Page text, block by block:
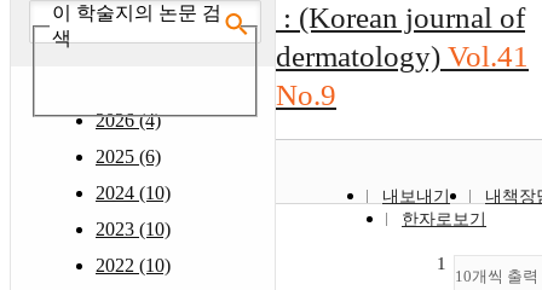
이 학술지의 논문 검
색
2026 (4)
2025 (6)
2024 (10)
2023 (10)
2022 (10)
: (Korean journal of
dermatology) Vol.41
No.9
내보내기
내책장
한자로보기
10개씩 출력
1